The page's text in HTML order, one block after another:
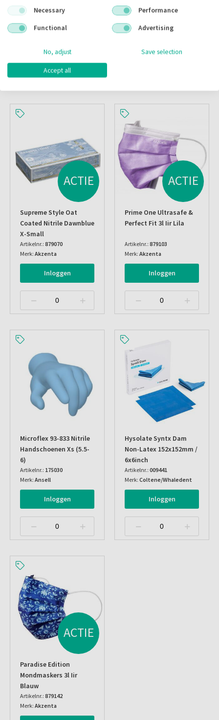
Merk:
Septodont
Inloggen
Handvaten
Artikelnr.:
Merk:
Septodont
Inloggen
ACTIE
Supreme Style Oat
Coated Nitrile Dawnblue
X-Small
Artikelnr.: 879070
Merk: Akzenta
Inloggen
ACTIE
Prime One Ultrasafe &
Perfect Fit 3l Iir Lila
Artikelnr.: 879103
Merk: Akzenta
Inloggen
Microflex 93-833 Nitrile
Handschoenen Xs (5.5-
6)
Artikelnr.: 175030
Merk: Ansell
Inloggen
Hysolate Syntx Dam
Non-Latex 152x152mm /
6x6inch
Artikelnr.: 009441
Merk: Coltene/Whaledent
Inloggen
ACTIE
Paradise Edition
Mondmaskers 3l Iir
Blauw
Artikelnr.: 879142
Merk: Akzenta
Necessary
Performance
Functional
Advertising
No, adjust Save selection
Accept all